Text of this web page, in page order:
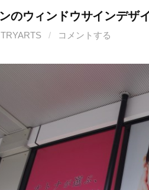
のウィンドウサインデザ
TRYARTS / コメントする